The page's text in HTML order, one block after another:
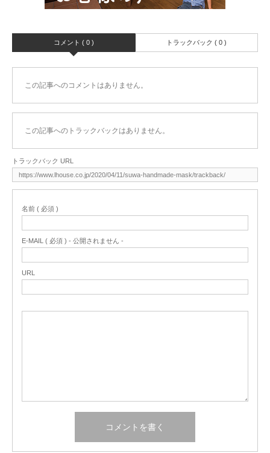
コメント ( 0 ) トラックバック ( 0 )
この記事へのコメントはありません。
この記事へのトラックバックはありません。
トラックバック URL
名前 ( 必須 )
E-MAIL ( 必須 ) - 公開されません -
URL